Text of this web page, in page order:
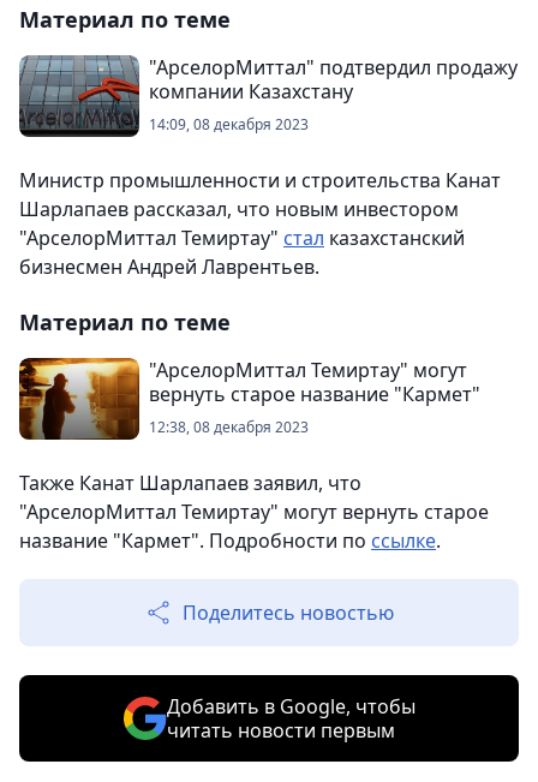
Материал по теме
"АрселорМиттал" подтвердил продажу
компании Казахстану
14:09, 08 декабря 2023
Министр промышленности и строительства Канат
Шарлапаев рассказал, что новым инвестором
"АрселорМиттал Темиртау" стал казахстанский
бизнесмен Андрей Лаврентьев.
Материал по теме
"АрселорМиттал Темиртау" могут
вернуть старое название "Кармет"
12:38, 08 декабря 2023
Также Канат Шарлапаев заявил, что
"АрселорМиттал Темиртау" могут вернуть старое
название "Кармет". Подробности по ссылке.
Поделитесь новостью
Добавить в Google, чтобы
читать новости первым